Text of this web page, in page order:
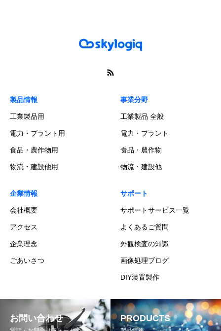
製品情報
工業製品用
電力・プラント用
食品・農作物用
物流・建設他用
事業分野
工業製品 全般
電力・プラント
食品・農作物
物流・建設他
企業情報
会社概要
アクセス
企業理念
ごあいさつ
サポート
サポートサービス一覧
よくあるご質問
外観検査の知識
画像処理ブログ
DIY装置製作
お問い合わせ PRODUCTS